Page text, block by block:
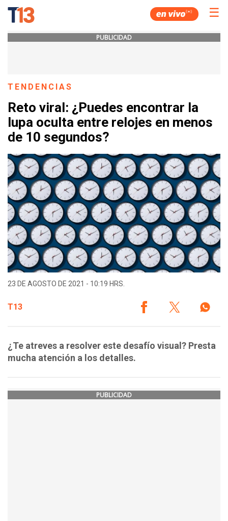
☰
PUBLICIDAD
TENDENCIAS
Reto viral: ¿Puedes encontrar la
lupa oculta entre relojes en menos
de 10 segundos?
23 DE AGOSTO DE 2021 - 10:19 HRS.
T13
¿Te atreves a resolver este desafío visual? Presta
mucha atención a los detalles.
PUBLICIDAD